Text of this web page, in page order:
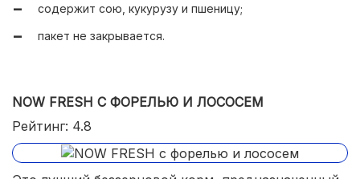
содержит сою, кукурузу и пшеницу;
пакет не закрывается.
NOW FRESH С ФОРЕЛЬЮ И ЛОСОСЕМ
Рейтинг: 4.8